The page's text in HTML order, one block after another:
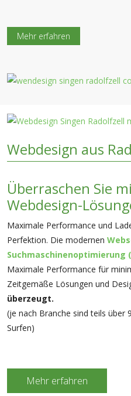
Mehr erfahren
Webdesign aus
Überraschen Sie
Webdesign-
Maximale Performance und
Perfektion. Die modernen
Suchmaschinenoptimierung
Maximale Performance für
Zeitgemäße Lösungen und
überzeugt.
(je nach Branche sind teils über
Surfen)
Mehr erfahren